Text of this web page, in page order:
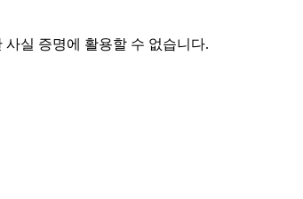
실 증명에 활용할 수 없습니다.